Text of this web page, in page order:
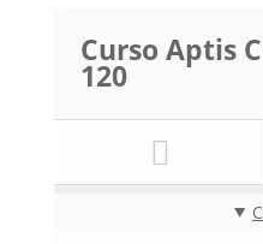
Curso Aptis
120